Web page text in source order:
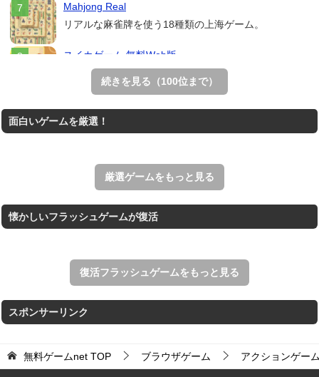
Mahjong Real
リアルな麻雀牌を使う18種類の上海ゲーム。
スイカゲーム 無料Web版
スイカゲームをスクラッチで再現した無料Web版。
王国を構築していく放置系のシミュレーションゲーム。
すべての矢印を画面外へ導くパズルゲーム。
続きを見る（100位まで）
面白いゲームを厳選！
厳選ゲームをもっと見る
懐かしいフラッシュゲームが復活
復活フラッシュゲームをもっと見る
スポンサーリンク
無料ゲームnet TOP ブラウザゲーム アクションゲー